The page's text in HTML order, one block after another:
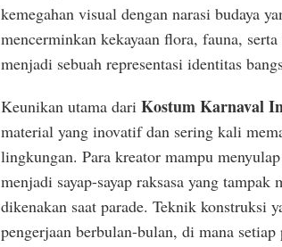
kemegahan visual dengan narasi budaya
mencerminkan kekayaan flora, fauna,
menjadi sebuah representasi identitas
Keunikan utama dari Kostum Karnaval
material yang inovatif dan sering kali
lingkungan. Para kreator mampu
menjadi sayap-sayap raksasa yang
dikenakan saat parade. Teknik konstruksi
pengerjaan berbulan-bulan, di mana